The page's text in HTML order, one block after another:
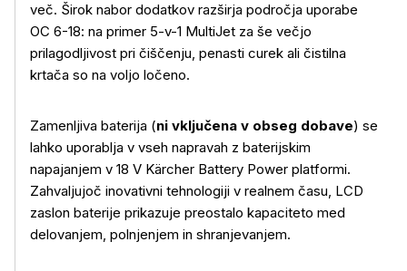
več. Širok nabor dodatkov razširja področja uporabe
OC 6-18: na primer 5-v-1 MultiJet za še večjo
prilagodljivost pri čiščenju, penasti curek ali čistilna
krtača so na voljo ločeno.
Zamenljiva baterija (ni vključena v obseg dobave) se
lahko uporablja v vseh napravah z baterijskim
napajanjem v 18 V Kärcher Battery Power platformi.
Zahvaljujoč inovativni tehnologiji v realnem času, LCD
zaslon baterije prikazuje preostalo kapaciteto med
delovanjem, polnjenjem in shranjevanjem.